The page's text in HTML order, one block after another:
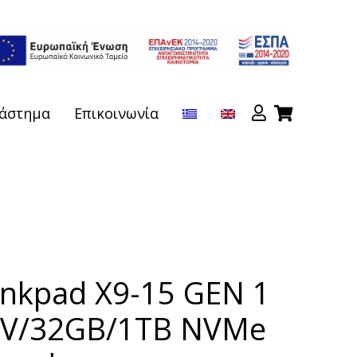
Επικοινωνία
X9-15 GEN 1
32GB/1TB NVMe